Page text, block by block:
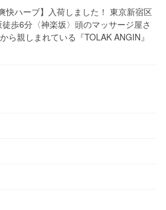
快ハーブ】入荷しました！ 東京新宿区
歩6分〈神楽坂〉頭のマッサージ屋さ
ら親しまれている『TOLAK ANGIN』